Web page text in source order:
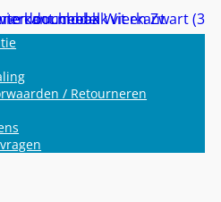
/ Retourneren